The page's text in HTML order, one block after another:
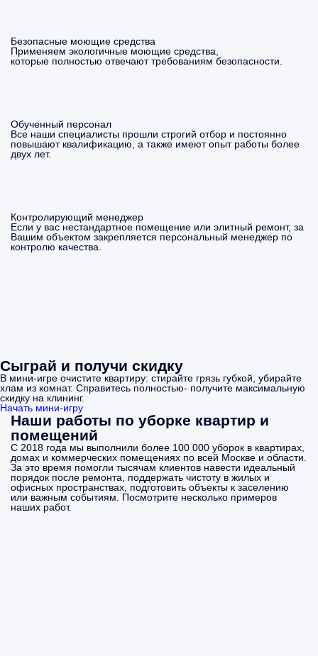
Безопасные моющие средства
Применяем экологичные моющие средства,
которые полностью отвечают требованиям безопасности.
Обученный персонал
Все наши специалисты прошли строгий отбор и постоянно
повышают квалификацию, а также имеют опыт работы более
двух лет.
Контролирующий менеджер
Если у вас нестандартное помещение или элитный ремонт, за
Вашим объектом закрепляется персональный менеджер по
контролю качества.
Сыграй и получи скидку
В мини-игре очистите квартиру: стирайте грязь губкой, убирайте
хлам из комнат. Справитесь полностью- получите максимальную
скидку на клининг.
Начать мини-игру
Наши работы по уборке квартир и
помещений
С 2018 года мы выполнили более 100 000 уборок в квартирах,
домах и коммерческих помещениях по всей Москве и области.
За это время помогли тысячам клиентов навести идеальный
порядок после ремонта, поддержать чистоту в жилых и
офисных пространствах, подготовить объекты к заселению
или важным событиям. Посмотрите несколько примеров
наших работ.